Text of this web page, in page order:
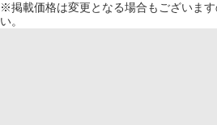
※掲載価格は変更となる場合もございま
い。